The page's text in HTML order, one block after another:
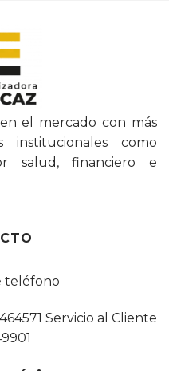
el mercado con más
como
salud, financiero e
teléfono
Servicio al Cliente